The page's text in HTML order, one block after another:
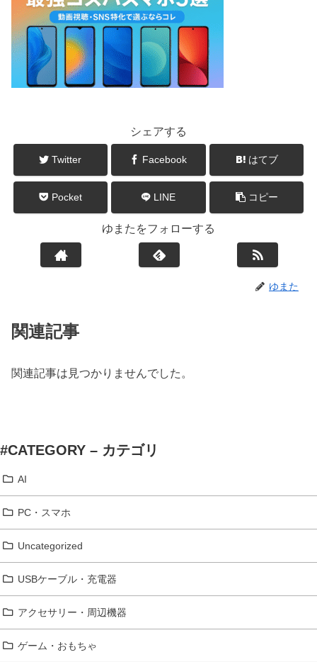
シェアする
Twitter Facebook はてブ
Pocket LINE コピー
ゆまたをフォローする
ゆまた
関連記事
関連記事は見つかりませんでした。
#CATEGORY – カテゴリ
AI
PC・スマホ
Uncategorized
USBケーブル・充電器
アクセサリー・周辺機器
ゲーム・おもちゃ